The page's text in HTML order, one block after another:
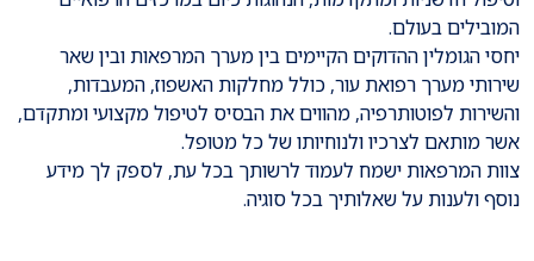
המובילים בעולם.
יחסי הגומלין ההדוקים הקיימים בין מערך המרפאות ובין שאר
שירותי מערך רפואת עור, כולל מחלקות האשפוז, המעבדות,
והשירות לפוטותרפיה, מהווים את הבסיס לטיפול מקצועי ומתקדם,
אשר מותאם לצרכיו ולנוחיותו של כל מטופל.
צוות המרפאות ישמח לעמוד לרשותך בכל עת, לספק לך מידע
נוסף ולענות על שאלותיך בכל סוגיה.